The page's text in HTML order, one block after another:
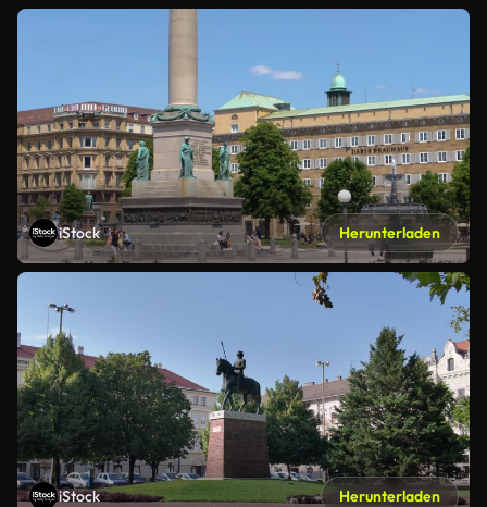
iStock Herunterladen
iStock Herunterladen